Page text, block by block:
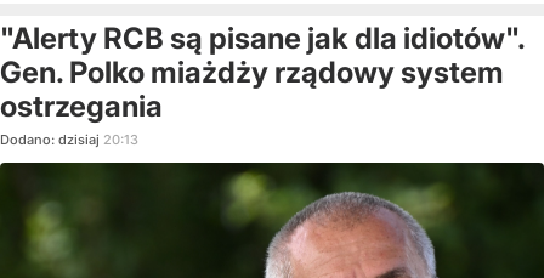
"Alerty RCB są pisane jak dla idiotów".
Gen. Polko miażdży rządowy system
ostrzegania
Dodano: dzisiaj 20:13